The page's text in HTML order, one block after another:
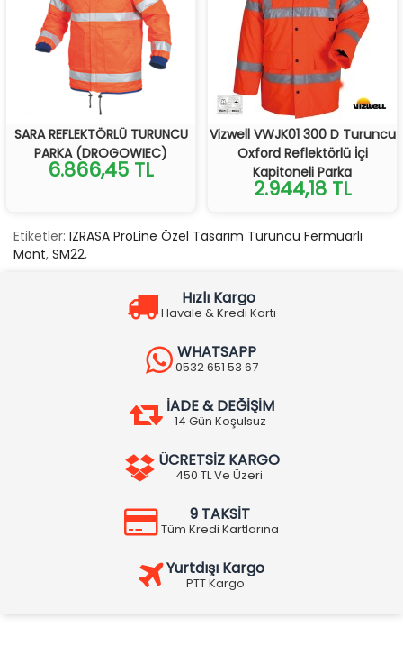
SARA REFLEKTÖRLÜ TURUNCU
PARKA (DROGOWIEC)
6.866,45 TL
Vizwell VWJK01 300 D Turuncu
Oxford Reflektörlü İçi
Kapitoneli Parka
2.944,18 TL
Etiketler: IZRASA ProLine Özel Tasarım Turuncu Fermuarlı
Mont, SM22,
Hızlı Kargo
Havale & Kredi Kartı
WHATSAPP
0532 651 53 67
İADE & DEĞİŞİM
14 Gün Koşulsuz
ÜCRETSİZ KARGO
450 TL Ve Üzeri
9 TAKSİT
Tüm Kredi Kartlarına
Yurtdışı Kargo
PTT Kargo